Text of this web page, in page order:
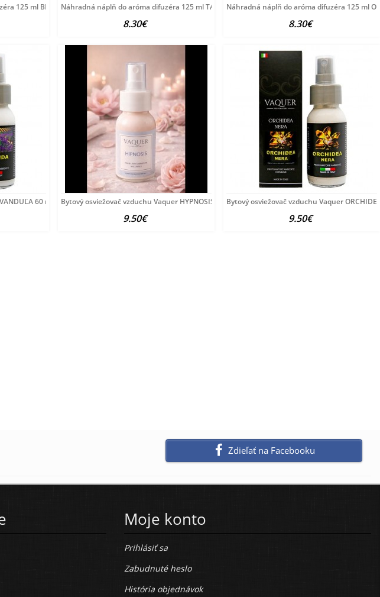
125 ml BIELE PIŽMONáhradná náplň do aróma difuzéra 125 ml TABACCO AMBRA
8.30€
Náhradná náplň do aróma difuzéra 125 ml
8.30€
60 ml Bytový osviežovač vzduchu Vaquer HYPNOSIS 60 ml
9.50€
Bytový osviežovač vzduchu Vaquer
9.50€
Zdieľať na Facebooku
Moje konto
Prihlásiť sa
Zabudnuté heslo
História objednávok